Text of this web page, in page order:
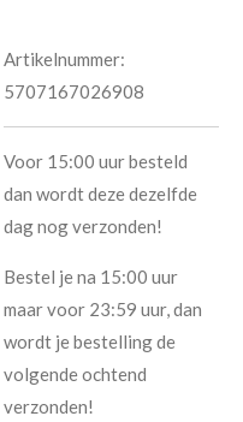
Artikelnummer:
5707167026908
Voor 15:00 uur besteld
dan wordt deze dezelfde
dag nog verzonden!
Bestel je na 15:00 uur
maar voor 23:59 uur, dan
wordt je bestelling de
volgende ochtend
verzonden!